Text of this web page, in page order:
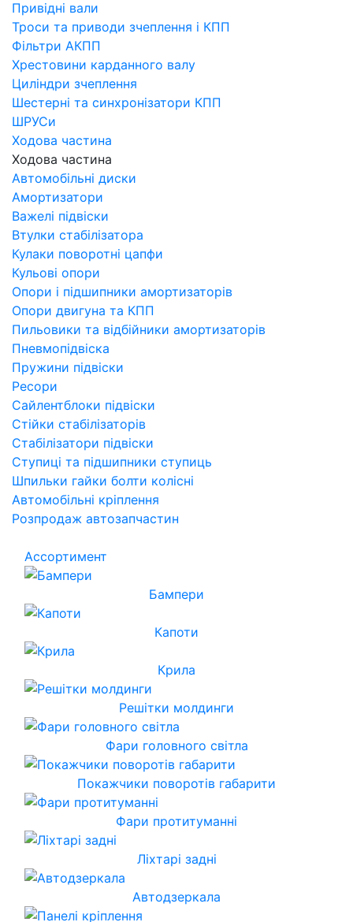
Привідні вали
Троси та приводи зчеплення і КПП
Фільтри АКПП
Хрестовини карданного валу
Циліндри зчеплення
Шестерні та синхронізатори КПП
ШРУСи
Ходова частина
Ходова частина
Автомобільні диски
Амортизатори
Важелі підвіски
Втулки стабілізатора
Кулаки поворотні цапфи
Кульові опори
Опори і підшипники амортизаторів
Опори двигуна та КПП
Пильовики та відбійники амортизаторів
Пневмопідвіска
Пружини підвіски
Ресори
Сайлентблоки підвіски
Стійки стабілізаторів
Стабілізатори підвіски
Ступиці та підшипники ступиць
Шпильки гайки болти колісні
Автомобільні кріплення
Розпродаж автозапчастин
Ассортимент
Бампери
Капоти
Крила
Решітки молдинги
Фари головного світла
Покажчики поворотів габарити
Фари протитуманні
Ліхтарі задні
Автодзеркала